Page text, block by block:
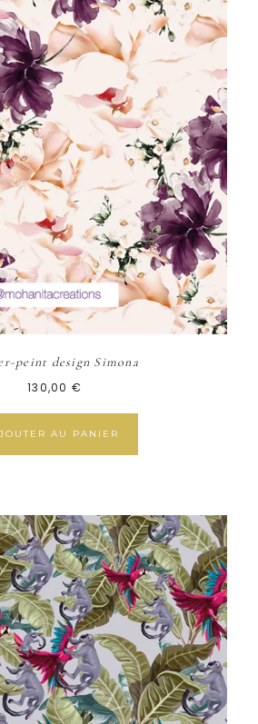
peint design Simona
130,00 €
AU PANIER